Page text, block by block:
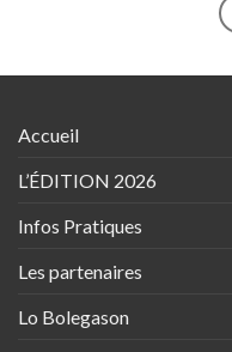
Accueil
L’ÉDITION 2026
Infos Pratiques
Les partenaires
Lo Bolegason